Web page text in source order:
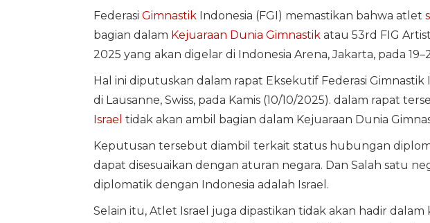
Federasi GimnastikIndonesia (FGI) memastikan bahwa atlet
bagian dalam Kejuaraan Dunia Gimnastikatau 53rd FIG
2025 yang akan digelar di Indonesia Arena, Jakarta, pada
Hal ini diputuskan dalam rapat Eksekutif Federasi
di Lausanne, Swiss, pada Kamis (10/10/2025). dalam rapat
Israel tidak akan ambil bagian dalam Kejuaraan Dunia
Keputusan tersebut diambil terkait status hubungan
dapat disesuaikan dengan aturan negara. Dan Salah satu
diplomatik dengan Indonesia adalah Israel.
Selain itu, Atlet Israel juga dipastikan tidak akan hadir